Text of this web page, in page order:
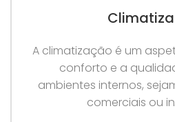
A climatização é um
conforto e a
ambientes internos,
comerciais ou